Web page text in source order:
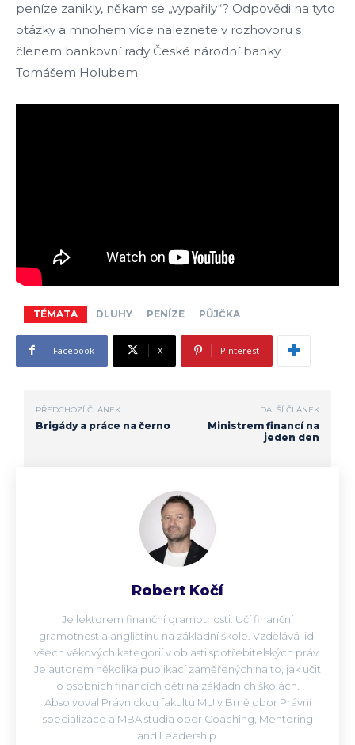
peníze zanikly, někam se „vypařily“? Odpovědi na tyto
otázky a mnohem více naleznete v rozhovoru s
členem bankovní rady České národní banky
Tomášem Holubem.
TÉMATA DLUHY PENÍZE PŮJČKA
Facebook X Pinterest
PŘEDCHOZÍ ČLÁNEK
Brigády a práce na černo
DALŠÍ ČLÁNEK
Ministrem financí na
jeden den
Robert Kočí
Je lektorem finanční gramotnosti. Učí finanční
gramotnost a angličtinu na základní škole. Vzdělává lidi
všech věkových kategorií v oblasti spotřebitelských práv.
Je autorem několika publikací zaměřených na to, jak učit
o osobních financích děti na základních školách.
Absolvoval Právnickou fakultu MU v Brně obor Právní
specializace a MBA studia obor Coaching, Mentoring
and Leadership.